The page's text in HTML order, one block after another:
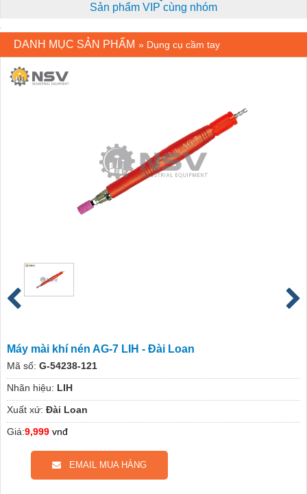
Sản phẩm VIP cùng nhóm
DANH MỤC SẢN PHẨM » Dụng cụ cầm tay
Máy mài khí nén AG-7 LIH - Đài Loan
Mã số: G-54238-121
Nhãn hiệu: LIH
Xuất xứ: Đài Loan
Giá:9,999 vnđ
EMAIL MUA HÀNG